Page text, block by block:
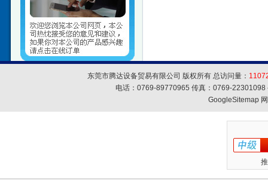
东莞市腾达设备贸易有限公司 版权所有 总访问量：
电话：0769-89770965 传真：0769-
GoogleSitemap网